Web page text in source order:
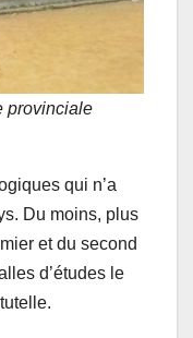
provinciale
qui n’a
Du moins, plus
et du second
d’études le